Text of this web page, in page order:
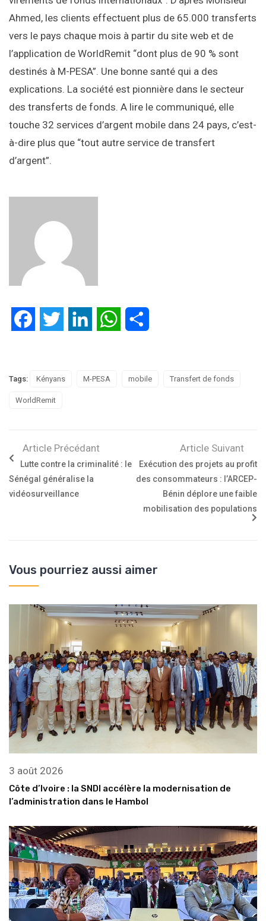
Ahmed, les clients effectuent plus de 65.000 transferts
vers le pays chaque mois à partir du site web et de
l’application de WorldRemit “dont plus de 90 % sont
destinés à M-PESA”. Une bonne santé qui a des
explications. La société est pionnière dans le secteur
des transferts de fonds. A lire le communiqué, elle
touche 32 services d’argent mobile dans 24 pays, c’est-
à-dire plus que “tout autre service de transfert
d’argent”.
FacebookTwitter LinkedIn WhatsApp
Tags: Kényans M-PESA mobile Transfert de fonds
WorldRemit
Article Précédant
Lutte contre la criminalité : le
Sénégal généralise la
vidéosurveillance
Article Suivant
Exécution des projets au profit
des consommateurs : l’ARCEP-
Bénin déplore une faible
mobilisation des populations
Vous pourriez aussi aimer
3 août 2026
Côte d’Ivoire : la SNDI accélère la modernisation de
l’administration dans le Hambol